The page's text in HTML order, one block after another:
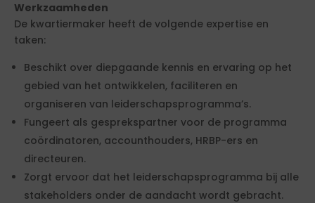
Werkzaamheden
De kwartiermaker heeft de volgende expertise en
taken:
Beschikt over diepgaande kennis en ervaring op het
gebied van het ontwikkelen, faciliteren en
organiseren van leiderschapsprogramma’s.
Fungeert als gesprekspartner voor de programma
coördinatoren, accounthouders, HRBP-ers en
directeuren.
Zorgt ervoor dat het leiderschapsprogramma bij alle
stakeholders onder de aandacht wordt gebracht.